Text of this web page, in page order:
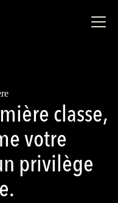
classe,
votre
privilège